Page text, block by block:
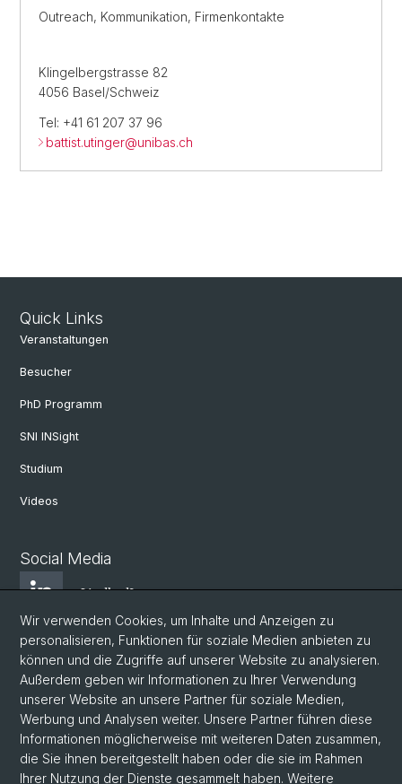
Outreach, Kommunikation, Firmenkontakte
Klingelbergstrasse 82
4056 Basel/Schweiz
Tel: +41 61 207 37 96
battist.utinger@unibas.ch
Quick Links
Veranstaltungen
Besucher
PhD Programm
SNI INSight
Studium
Videos
Social Media
LindkedIn
BlueSky
YouTube
Instagram
Wir verwenden Cookies, um Inhalte und Anzeigen zu
personalisieren, Funktionen für soziale Medien anbieten zu
können und die Zugriffe auf unserer Website zu analysieren.
Außerdem geben wir Informationen zu Ihrer Verwendung
unserer Website an unsere Partner für soziale Medien,
Werbung und Analysen weiter. Unsere Partner führen diese
Informationen möglicherweise mit weiteren Daten zusammen,
die Sie ihnen bereitgestellt haben oder die sie im Rahmen
Ihrer Nutzung der Dienste gesammelt haben. Weitere